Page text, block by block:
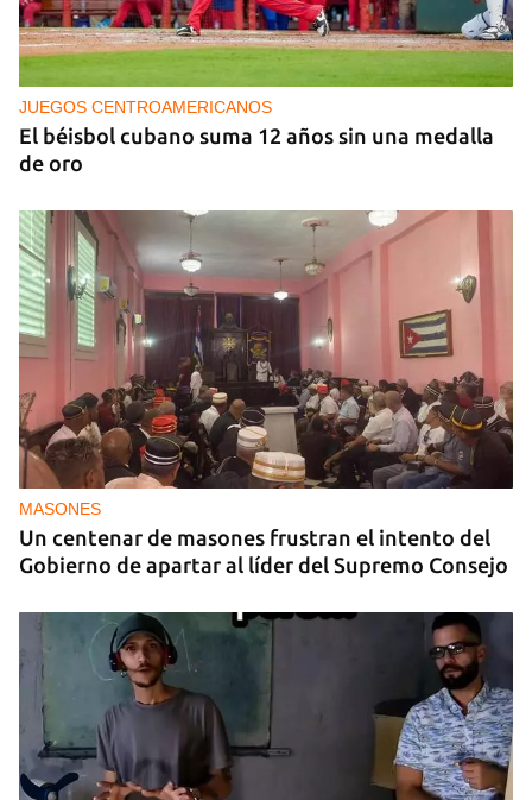
‘Sensación Azul’, de Reynerio Tamayo
JUEGOS CENTROAMERICANOS
El béisbol cubano suma 12 años sin una medalla
de oro
MASONES
Un centenar de masones frustran el intento del
Gobierno de apartar al líder del Supremo Consejo